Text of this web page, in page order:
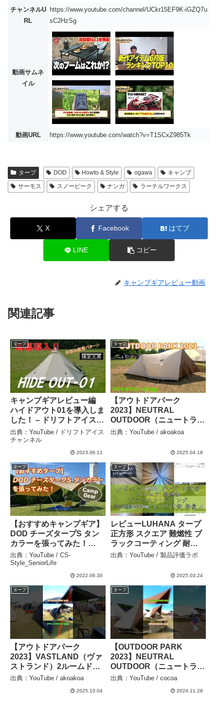
チャンネルU
RL
https://www.youtube.com/channel/UCkr15EF9K-iGZQ7u
sC2HzSg
動画サムネ
イル
動画URL https://www.youtube.com/watch?v=T1SCxZ985Tk
タープ DOD Howto & Style ogawa
キャンプ
サーモス
スノーピーク ナンガ ラーテルワークス
シェアする
X Facebook はてブ
LINE コピー
キャンプギアレビュー動画
関連記事
タープ
キャンプギアレビュー編
ハイドアウト01を導入しま
した！ – ドリフトアイスチ
ャンネル
出典：YouTube / ドリフトアイス
チャンネル
2023.06.11
タープ
【アウトドアパーク
2023】NEUTRAL
OUTDOOR（ニュートラル
アウトドア）GLテント
出典：YouTube / akoakoa
2025.04.18
タープ
【おすすめキャンプギア】
DOD チーズタープS タン
カラーを張ってみた！
#134 – CS-
Style_SeniorLife
出典：YouTube / CS-
Style_SeniorLife
2022.06.30
タープ
レビューLUHANA タープ
正方形 スクエア 難燃性 ブ
ラックコーティング 耐水
圧8000mm ループ19個 軽
3mx3m ((難燃性ブラック
ボ
出典：YouTube / 製品評価ラボ
2025.03.24
タープ
【アウトドアパーク
2023】VASTLAND（ヴァ
ストランド）2ルームドー
ムテント Mサイズ シェル
紹介 #Short #ショート –
出典：YouTube / akoakoa
2025.10.04
タープ
【OUTDOOR PARK
2023】NEUTRAL
OUTDOOR（ニュートラル
アウトドア）GTテント
#Short #ショート – cocoa
出典：YouTube / cocoa
2024.11.28